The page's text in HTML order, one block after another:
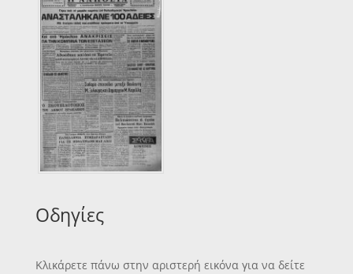
Οδηγίες
Κλικάρετε πάνω στην αριστερή εικόνα για να δείτε